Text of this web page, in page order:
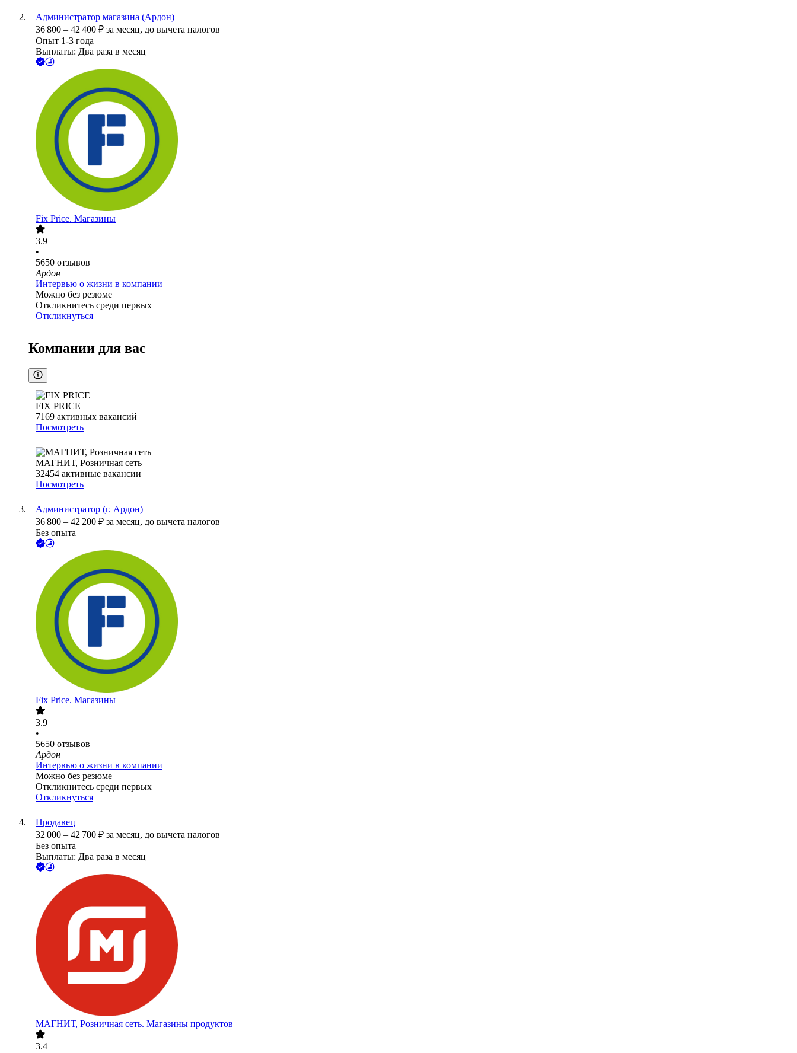
Администратор магазина (Ардон)
36 800 – 42 400 ₽ за месяц, до вычета налогов
Опыт 1-3 года
Выплаты: Два раза в месяц
Fix Price. Магазины
3.9
•
5650 отзывов
Ардон
Интервью о жизни в компании
Можно без резюме
Откликнитесь среди первых
Откликнуться
Компании для вас
FIX PRICE
7169 активных вакансий
Посмотреть
МАГНИТ, Розничная сеть
32454 активные вакансии
Посмотреть
Администратор (г. Ардон)
36 800 – 42 200 ₽ за месяц, до вычета налогов
Без опыта
Fix Price. Магазины
3.9
•
5650 отзывов
Ардон
Интервью о жизни в компании
Можно без резюме
Откликнитесь среди первых
Откликнуться
Продавец
32 000 – 42 700 ₽ за месяц, до вычета налогов
Без опыта
Выплаты: Два раза в месяц
МАГНИТ, Розничная сеть. Магазины продуктов
3.4